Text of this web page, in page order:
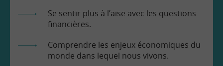
Se sentir plus à l’aise avec les questions
financières.
Comprendre les enjeux économiques du
monde dans lequel nous vivons.